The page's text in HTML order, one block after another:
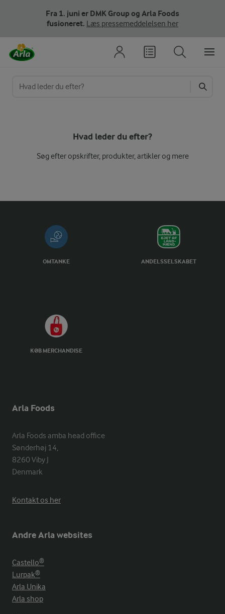
Fra 1. juni er DMK Group og Arla Foods
fusioneret. Læs pressemeddelelsen her
Hvad leder du efter?
Søg efter opskrifter, produkter, artikler og mere
OMTANKE ANDELSSELSKABET
KØB MERCHANDISE
Arla Foods
Arla Foods amba head office
Sønderhøj 14,
8260 Viby J
Denmark
Kontakt os her
Andre Arla websites
Castello®
Lurpak®
Arla Unika
Arla shop